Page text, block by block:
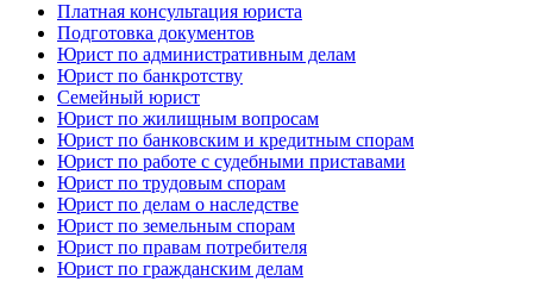
Платная консультация юриста
Подготовка документов
Юрист по административным делам
Юрист по банкротству
Семейный юрист
Юрист по жилищным вопросам
Юрист по банковским и кредитным спорам
Юрист по работе с судебными приставами
Юрист по трудовым спорам
Юрист по делам о наследстве
Юрист по земельным спорам
Юрист по правам потребителя
Юрист по гражданским делам